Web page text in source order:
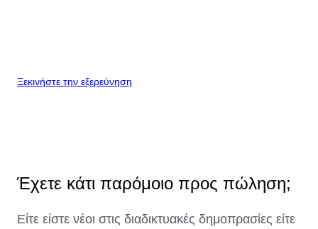
Ξεκινήστε την εξερεύνηση
Έχετε κάτι παρόμοιο προς πώληση;
Είτε είστε νέοι στις διαδικτυακές δημοπρασίες είτε